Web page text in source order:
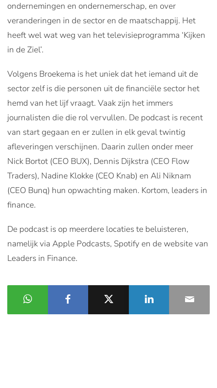
ondernemingen en ondernemerschap, en over
veranderingen in de sector en de maatschappij. Het
heeft wel wat weg van het televisieprogramma ‘Kijken
in de Ziel’.
Volgens Broekema is het uniek dat het iemand uit de
sector zelf is die personen uit de financiële sector het
hemd van het lijf vraagt. Vaak zijn het immers
journalisten die die rol vervullen. De podcast is recent
van start gegaan en er zullen in elk geval twintig
afleveringen verschijnen. Daarin zullen onder meer
Nick Bortot (CEO BUX), Dennis Dijkstra (CEO Flow
Traders), Nadine Klokke (CEO Knab) en Ali Niknam
(CEO Bunq) hun opwachting maken. Kortom, leaders in
finance.
De podcast is op meerdere locaties te beluisteren,
namelijk via Apple Podcasts, Spotify en de website van
Leaders in Finance.